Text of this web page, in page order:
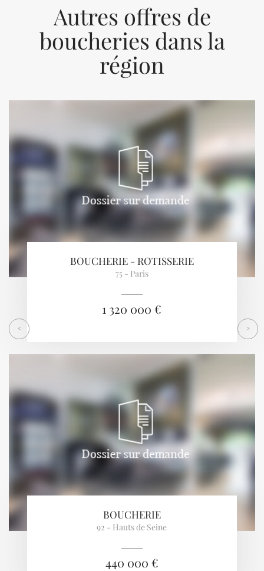
Autres offres de
boucheries dans la
région
BOUCHERIE - ROTISSERIE
75 - Paris
1 320 000 €
BOUCHERIE
92 - Hauts de Seine
440 000 €
< >